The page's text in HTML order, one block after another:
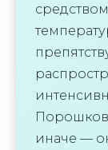
иначе —